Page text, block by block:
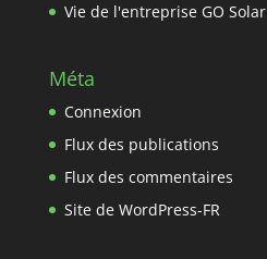
Vie de l'entreprise GO Solar
Méta
Connexion
Flux des publications
Flux des commentaires
Site de WordPress-FR